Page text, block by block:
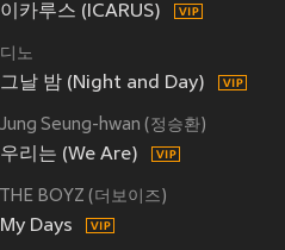
이카루스 (ICARUS)
디노
그날 밤 (Night and Day)
Jung Seung-hwan (정승환)
우리는 (We Are)
THE BOYZ (더보이즈)
My Days